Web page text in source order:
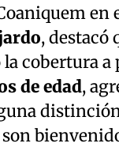
en
, destacó
cobertura a
de edad,